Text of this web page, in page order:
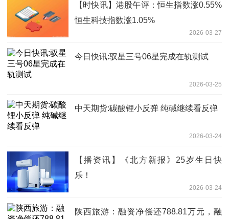
【时快讯】港股午评：恒生指数涨0.55%
恒生科技指数涨1.05%
2026-03-27
今日快讯:驭星三号06星完成在轨测试
2026-03-25
中天期货:碳酸锂小反弹 纯碱继续看反弹
2026-03-24
【播资讯】《北方新报》25岁生日快
乐！
2026-03-24
陕西旅游：融资净偿还788.81万元，融